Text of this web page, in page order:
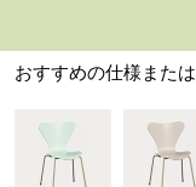
おすすめの仕様また